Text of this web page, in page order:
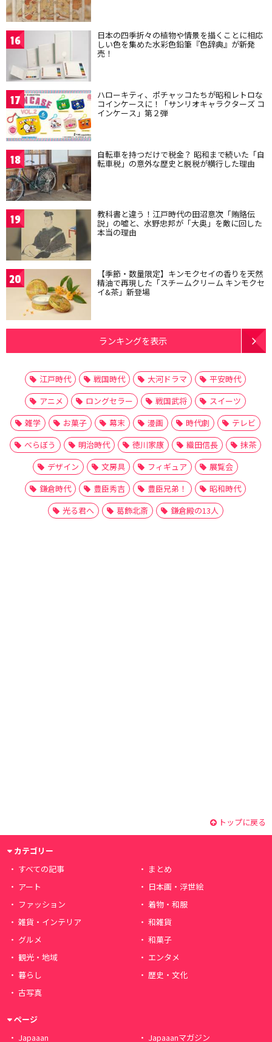
16 日本の四季折々の植物や情景を描くことに相応
しい色を集めた水彩色鉛筆『色辞典』が新発
売！
17 ハローキティ、ポチャッコたちが昭和レトロな
コインケースに！「サンリオキャラクターズ コ
インケース」第２弾
18 自転車を持つだけで税金？ 昭和まで続いた「自
転車税」の意外な歴史と脱税が横行した理由
19 教科書と違う！江戸時代の田沼意次「賄賂伝
説」の嘘と、水野忠邦が「大奥」を敵に回した
本当の理由
20 【季節・数量限定】キンモクセイの香りを天然
精油で再現した「スチームクリーム キンモクセ
イ&茶」新登場
ランキングを表示
江戸時代 戦国時代 大河ドラマ
平安時代
アニメ
ロングセラー 戦国武将
スイーツ
雑学
お菓子 幕末 漫画 時代劇
テレビ
べらぼう
明治時代 徳川家康 織田信長
抹茶
デザイン
文房具 フィギュア
展覧会
鎌倉時代
豊臣秀吉 豊臣兄弟！
昭和時代
光る君へ
葛飾北斎 鎌倉殿の13人
トップに戻る
カテゴリー
すべての記事
まとめ
アート
日本画・浮世絵
ファッション
着物・和服
雑貨・インテリア
和雑貨
グルメ
和菓子
観光・地域
エンタメ
暮らし
歴史・文化
古写真
ページ
Japaaan
Japaaanマガジン